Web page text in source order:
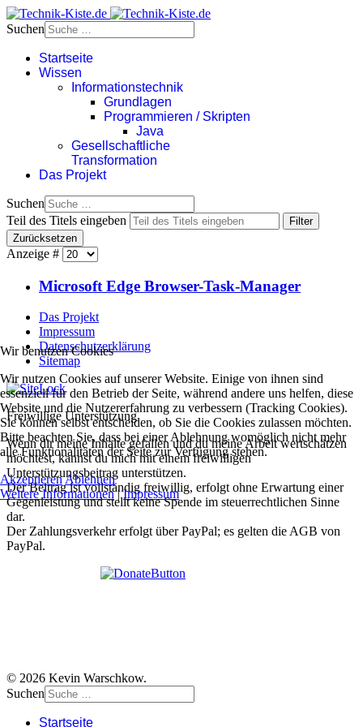
Suchen
Startseite
Wissen
Informationstechnik
Grundlagen
Programmieren / Skripten
Java
Gesellschaftliche
Transformation
Das Projekt
Suchen
Teil des Titels eingeben
Filter
Zurücksetzen
Anzeige #
Microsoft Edge Browser-Task-Manager
Das Projekt
Impressum
Datenschutzerklärung
Sitemap
Freiwillige Unterstützung
Wenn dir meine Inhalte gefallen und du meine Arbeit wertschätzen
möchtest, kannst du mich mit einem freiwilligen
Unterstützungsbeitrag unterstützen.
Der Beitrag ist vollständig freiwillig, erfolgt ohne Erwartung einer
Gegenleistung und stellt keine Spende im steuerrechtlichen Sinne
dar.
Der Zahlungsverkehr erfolgt über PayPal; es gelten die AGB von
PayPal.
© 2026 Kevin Warschkow.
Suchen
Startseite
Wir benutzen Cookies
Wir nutzen Cookies auf unserer Website. Einige von ihnen sind
essenziell für den Betrieb der Seite, während andere uns helfen, diese
Website und die Nutzererfahrung zu verbessern (Tracking Cookies).
Sie können selbst entscheiden, ob Sie die Cookies zulassen möchten.
Bitte beachten Sie, dass bei einer Ablehnung womöglich nicht mehr
alle Funktionalitäten der Seite zur Verfügung stehen.
AkzeptierenAblehnen
Weitere Informationen|Impressum